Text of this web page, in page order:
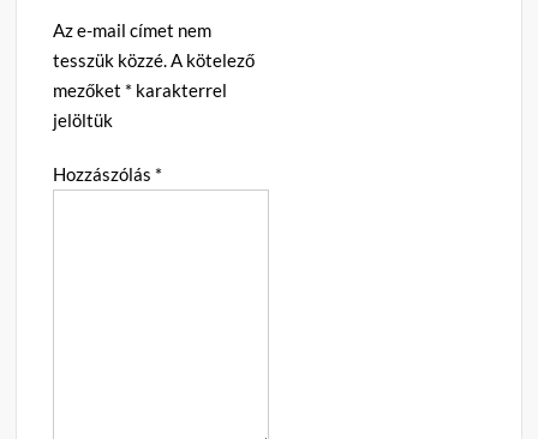
Az e-mail címet nem
tesszük közzé.A kötelező
mezőket * karakterrel
jelöltük
Hozzászólás *